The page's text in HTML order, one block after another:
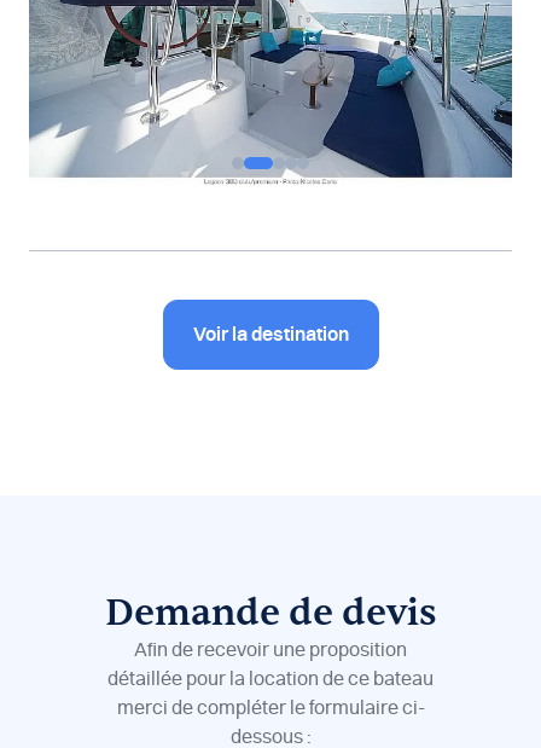
Voir la destination
Demande de devis
Afin de recevoir une proposition
détaillée pour la location de ce bateau
merci de compléter le formulaire ci-
dessous :